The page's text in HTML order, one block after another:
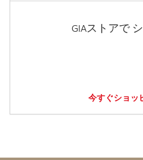
GIAストアで
今すぐショッ